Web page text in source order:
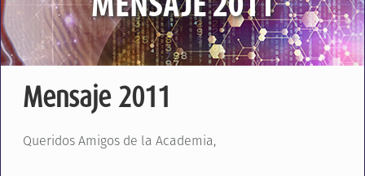
Mensaje 2011
Queridos Amigos de la Academia,